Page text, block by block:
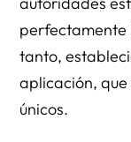
perfectamente
tanto,
aplicación,
únicos.